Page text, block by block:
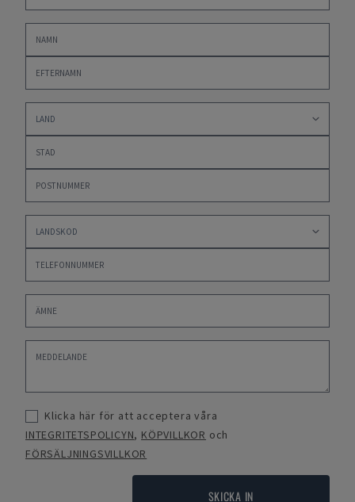
Klicka här för att acceptera våra
INTEGRITETSPOLICYN, KÖPVILLKOR och
FÖRSÄLJNINGSVILLKOR
SKICKA IN